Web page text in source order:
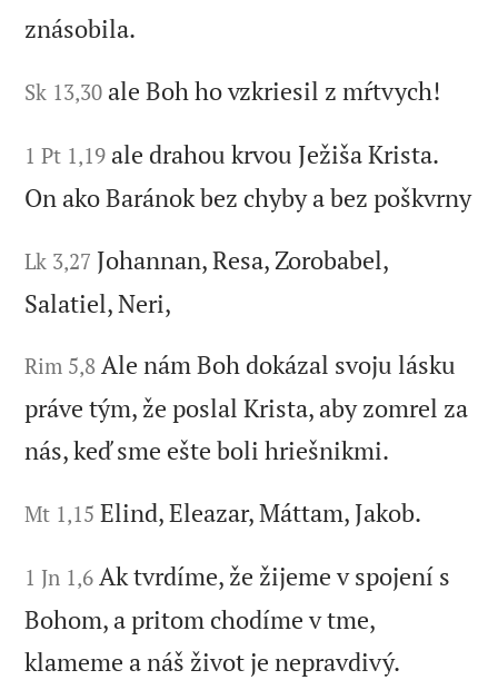
znásobila.
Sk 13,30 ale Boh ho vzkriesil z mŕtvych!
1 Pt 1,19 ale drahou krvou Ježiša Krista.
On ako Baránok bez chyby a bez poškvrny
Lk 3,27 Johannan, Resa, Zorobabel,
Salatiel, Neri,
Rim 5,8 Ale nám Boh dokázal svoju lásku
práve tým, že poslal Krista, aby zomrel za
nás, keď sme ešte boli hriešnikmi.
Mt 1,15 Elind, Eleazar, Máttam, Jakob.
1 Jn 1,6 Ak tvrdíme, že žijeme v spojení s
Bohom, a pritom chodíme v tme,
klameme a náš život je nepravdivý.